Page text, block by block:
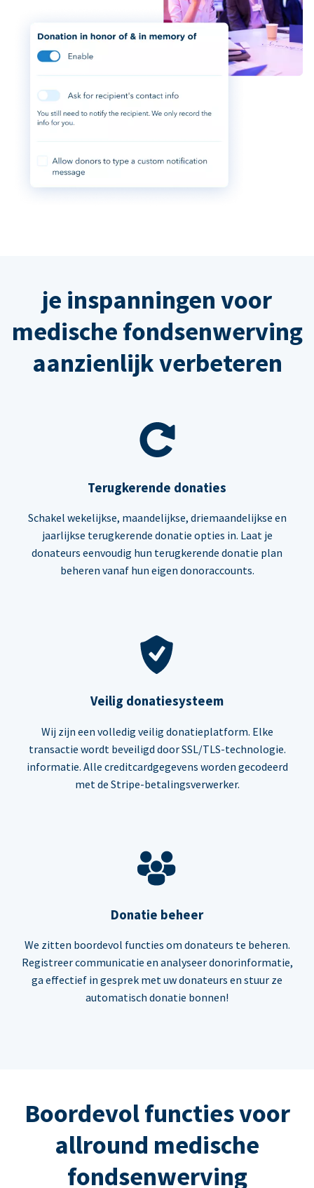
je inspanningen voor
medische fondsenwerving
aanzienlijk verbeteren
Terugkerende donaties
Schakel wekelijkse, maandelijkse, driemaandelijkse en
jaarlijkse terugkerende donatie opties in. Laat je
donateurs eenvoudig hun terugkerende donatie plan
beheren vanaf hun eigen donoraccounts.
Veilig donatiesysteem
Wij zijn een volledig veilig donatieplatform. Elke
transactie wordt beveiligd door SSL/TLS-technologie.
informatie. Alle creditcardgegevens worden gecodeerd
met de Stripe-betalingsverwerker.
Donatie beheer
We zitten boordevol functies om donateurs te beheren.
Registreer communicatie en analyseer donorinformatie,
ga effectief in gesprek met uw donateurs en stuur ze
automatisch donatie bonnen!
Boordevol functies voor
allround medische
fondsenwerving